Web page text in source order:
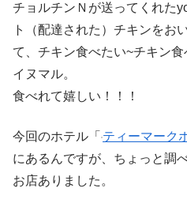
チョルチンＮが送ってくれた
ト（配達された）チキンをお
て、チキン食べたい~チキン
イヌマル。
食べれて嬉しい！！！
今回のホテル「 ティーマーク
にあるんですが、ちょっと調
お店ありました。